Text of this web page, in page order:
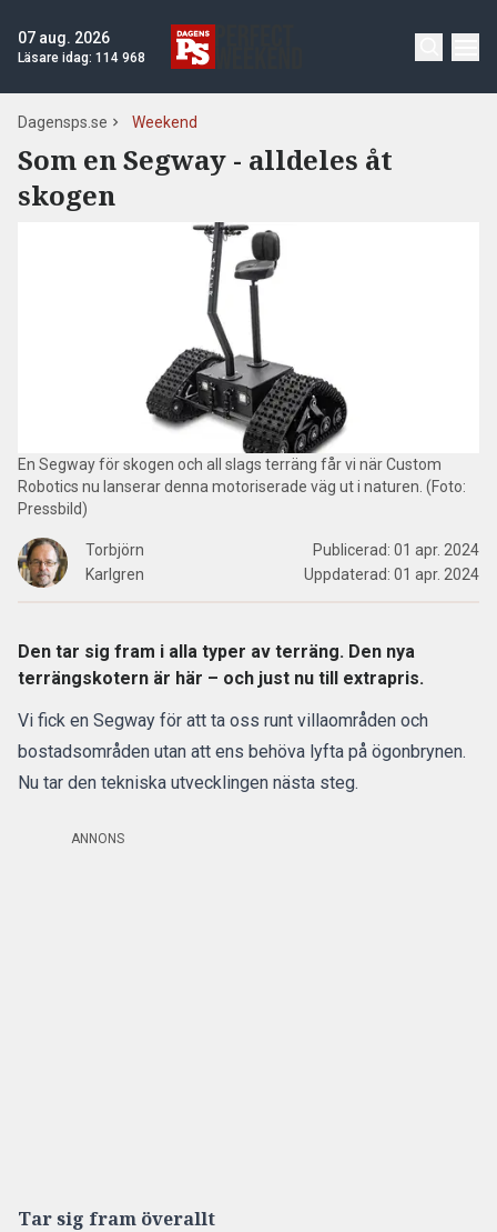
07 aug. 2026
Läsare idag: 114 968
Dagensps.se Weekend
Som en Segway - alldeles åt
skogen
En Segway för skogen och all slags terräng får vi när Custom
Robotics nu lanserar denna motoriserade väg ut i naturen. (Foto:
Pressbild)
Torbjörn
Karlgren
Publicerad: 01 apr. 2024
Uppdaterad: 01 apr. 2024
Den tar sig fram i alla typer av terräng. Den nya
terrängskotern är här – och just nu till extrapris.
Vi fick en Segway för att ta oss runt villaområden och
bostadsområden utan att ens behöva lyfta på ögonbrynen.
Nu tar den tekniska utvecklingen nästa steg.
ANNONS
Tar sig fram överallt